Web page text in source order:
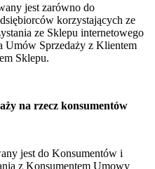
jest zarówno do
korzystających ze
ze Sklepu internetowego
Umów Sprzedaży z Klientem
Sklepu.
na rzecz konsumentów
jest do Konsumentów i
z Konsumentem Umowy